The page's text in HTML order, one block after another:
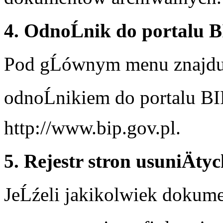
4. OdnoĹnik do portalu
Pod gĹównym menu
odnoĹnikiem do portalu
http://www.bip.gov.pl.
5. Rejestr stron
JeĹźeli jakikolwiek